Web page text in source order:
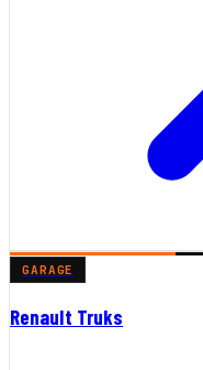
GARAGE
Renault Truks